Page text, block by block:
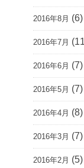
2016年8月 (6)
2016年7月
2016年6月 (7)
2016年5月 (7)
2016年4月 (8)
2016年3月 (7)
2016年2月 (5)